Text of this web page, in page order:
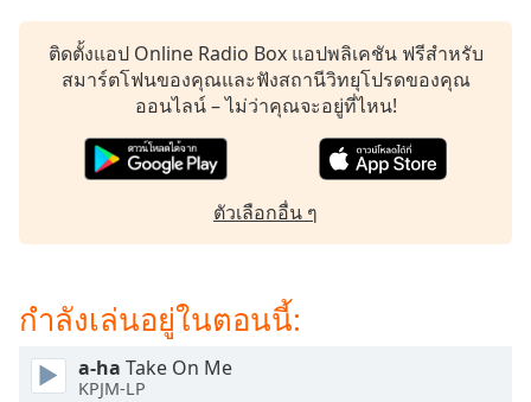
Subtitles
subtitles
subtitles
settings
Audio
Picture-
ติดตั้งแอป Online Radio Box แอปพลิเคชัน ฟรีสำหรับ
สมาร์ตโฟนของคุณและฟังสถานีวิทยุโปรดของคุณ
ออนไลน์ – ไม่ว่าคุณจะอยู่ที่ไหน!
ตัวเลือกอื่น ๆ
กำลังเล่นอยู่ในตอนนี้:
a-ha Take On Me
KPJM-LP